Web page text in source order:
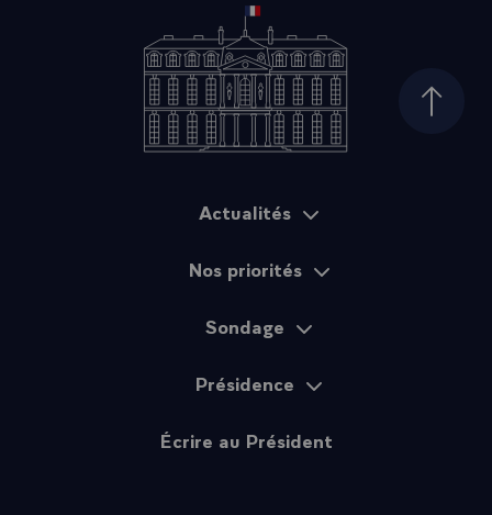
Haut
Actualités
Nos priorités
Sondage
Présidence
Écrire au Président